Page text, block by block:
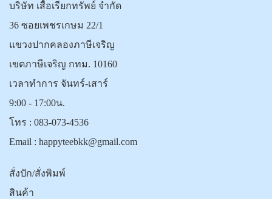
บริษัท เสื้อเรียกทรัพย์ จำกัด
36 ซอยเพชรเกษม 22/1
แขวงปากคลองภาษีเจริญ
เขตภาษีเจริญ กทม. 10160
เวลาทำการ จันทร์-เสาร์
9:00 - 17:00น.
โทร : 083-073-4536
Email : happyteebkk@gmail.com
สั่งปัก/สั่งพิมพ์
สินค้า